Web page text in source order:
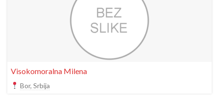
Visokomoralna Milena
Bor, Srbija